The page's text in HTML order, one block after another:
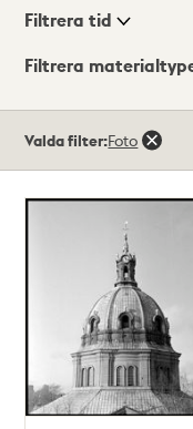
Visningsläge
Filtrera tid
Filtrera
träffar
Valda filter:Foto